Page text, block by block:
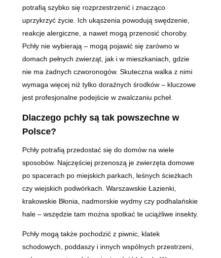
potrafią szybko się rozprzestrzenić i znacząco
uprzykrzyć życie. Ich ukąszenia powodują swędzenie,
reakcje alergiczne, a nawet mogą przenosić choroby.
Pchły nie wybierają – mogą pojawić się zarówno w
domach pełnych zwierząt, jak i w mieszkaniach, gdzie
nie ma żadnych czworonogów. Skuteczna walka z nimi
wymaga więcej niż tylko doraźnych środków – kluczowe
jest profesjonalne podejście w zwalczaniu pcheł.
Dlaczego pchły są tak powszechne w
Polsce?
Pchły potrafią przedostać się do domów na wiele
sposobów. Najczęściej przenoszą je zwierzęta domowe
po spacerach po miejskich parkach, leśnych ścieżkach
czy wiejskich podwórkach. Warszawskie Łazienki,
krakowskie Błonia, nadmorskie wydmy czy podhalańskie
hale – wszędzie tam można spotkać te uciążliwe insekty.
Pchły mogą także pochodzić z piwnic, klatek
schodowych, poddaszy i innych wspólnych przestrzeni,